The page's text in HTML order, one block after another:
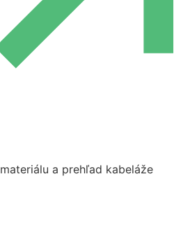
materiálu a prehľad kabeláže